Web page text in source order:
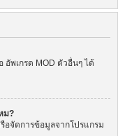
พเกรด MOD ตัวอื่นๆ ได้
ม?
อจัดการข้อมูลจากโปรแกรม